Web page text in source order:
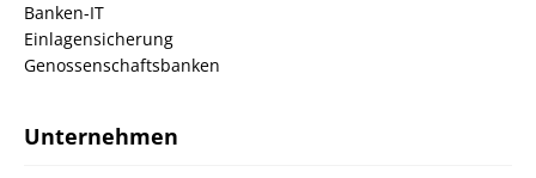
Banken-IT
Einlagensicherung
Genossenschaftsbanken
Unternehmen